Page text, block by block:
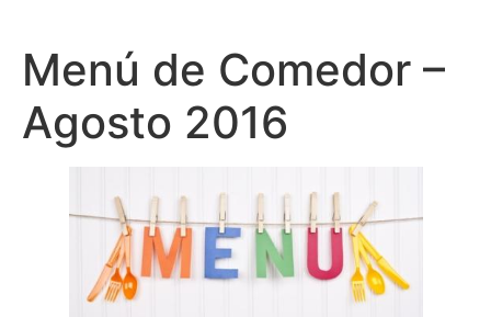
Menú de Comedor –
Agosto 2016